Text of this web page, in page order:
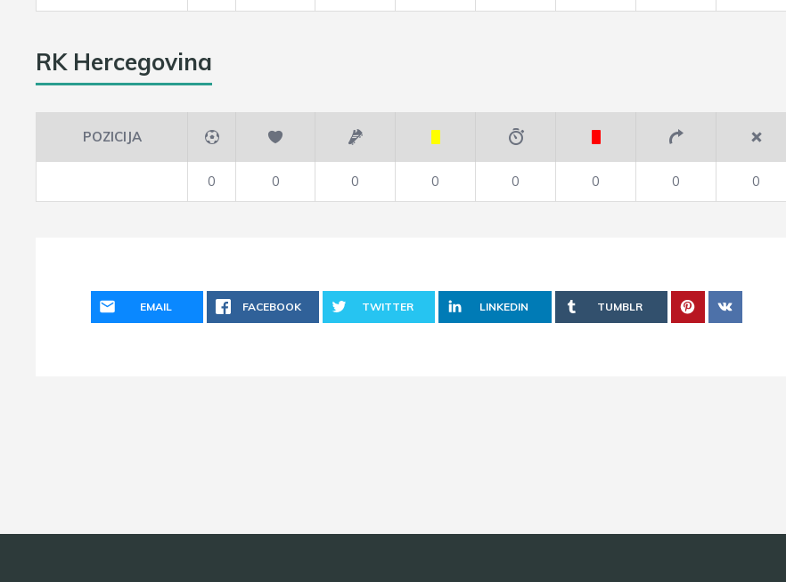
RK Hercegovina
POZICIJA
0 0 0 0 0 0 0 0
EMAIL FACEBOOK TWITTER LINKEDIN TUMBLR